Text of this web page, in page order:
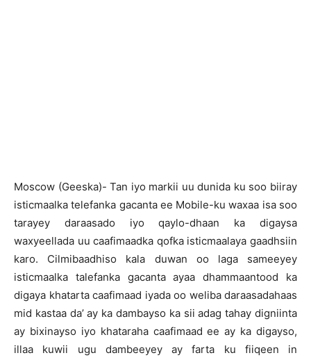
Moscow (Geeska)- Tan iyo markii uu dunida ku soo biiray
isticmaalka telefanka gacanta ee Mobile-ku waxaa isa soo
tarayey daraasado iyo qaylo-dhaan ka digaysa
waxyeellada uu caafimaadka qofka isticmaalaya gaadhsiin
karo. Cilmibaadhiso kala duwan oo laga sameeyey
isticmaalka talefanka gacanta ayaa dhammaantood ka
digaya khatarta caafimaad iyada oo weliba daraasadahaas
mid kastaa da’ ay ka dambayso ka sii adag tahay digniinta
ay bixinayso iyo khataraha caafimaad ee ay ka digayso,
illaa kuwii ugu dambeeyey ay farta ku fiiqeen in